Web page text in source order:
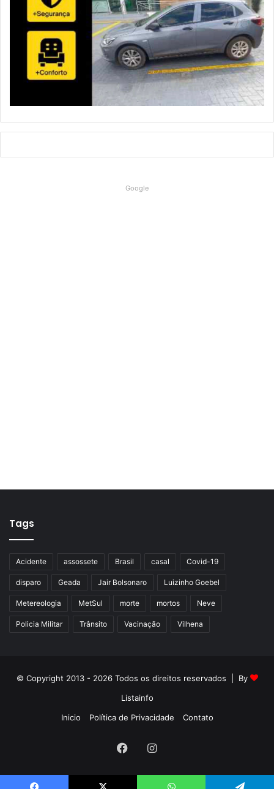
Google
Tags
Acidente assossete Brasil casal Covid-19
disparo Geada Jair Bolsonaro Luizinho Goebel
Metereologia MetSul morte mortos Neve
Policia Militar Trânsito Vacinação Vilhena
© Copyright 2013 - 2026 Todos os direitos reservados | By
Listainfo
Inicio
Política de Privacidade Contato
FacebookInstagram